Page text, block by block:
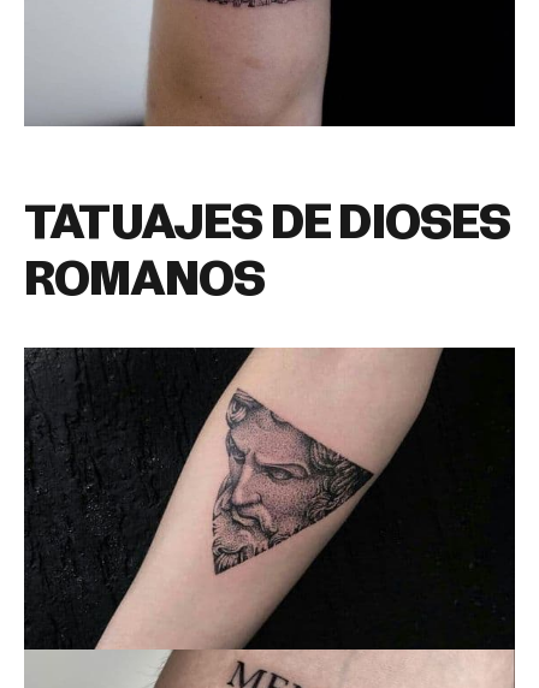
TATUAJES DE DIOSES
ROMANOS